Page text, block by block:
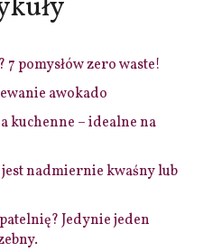
pomysłów zero waste!
awokado
kuchenne – idealne na
nadmiernie kwaśny lub
Jedynie jeden